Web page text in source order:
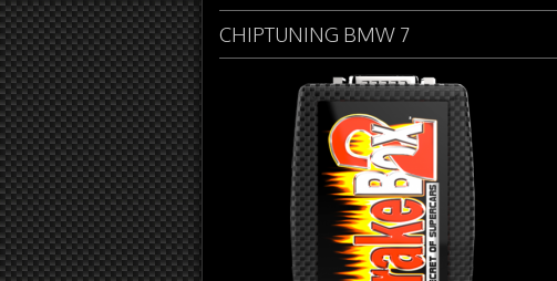
CHIPTUNING BMW 7